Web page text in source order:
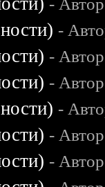
-
-
-
-
-
-
-